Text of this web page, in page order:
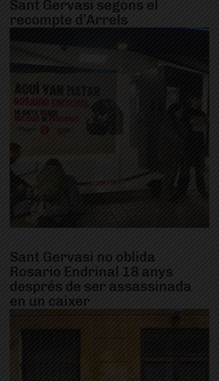
Sant Gervasi segons el
recompte d’Arrels
Sant Gervasi no oblida
Rosario Endrinal 18 anys
després de ser assassinada
en un caixer